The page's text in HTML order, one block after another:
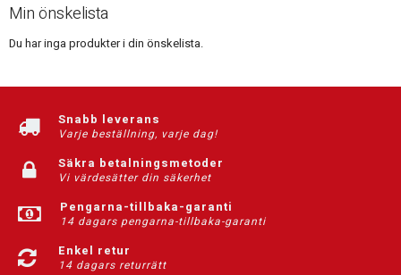
Min önskelista
Du har inga produkter i din önskelista.
Snabb leverans
Varje beställning, varje dag!
Säkra betalningsmetoder
Vi värdesätter din säkerhet
Pengarna-tillbaka-garanti
14 dagars pengarna-tillbaka-garanti
Enkel retur
14 dagars returrätt